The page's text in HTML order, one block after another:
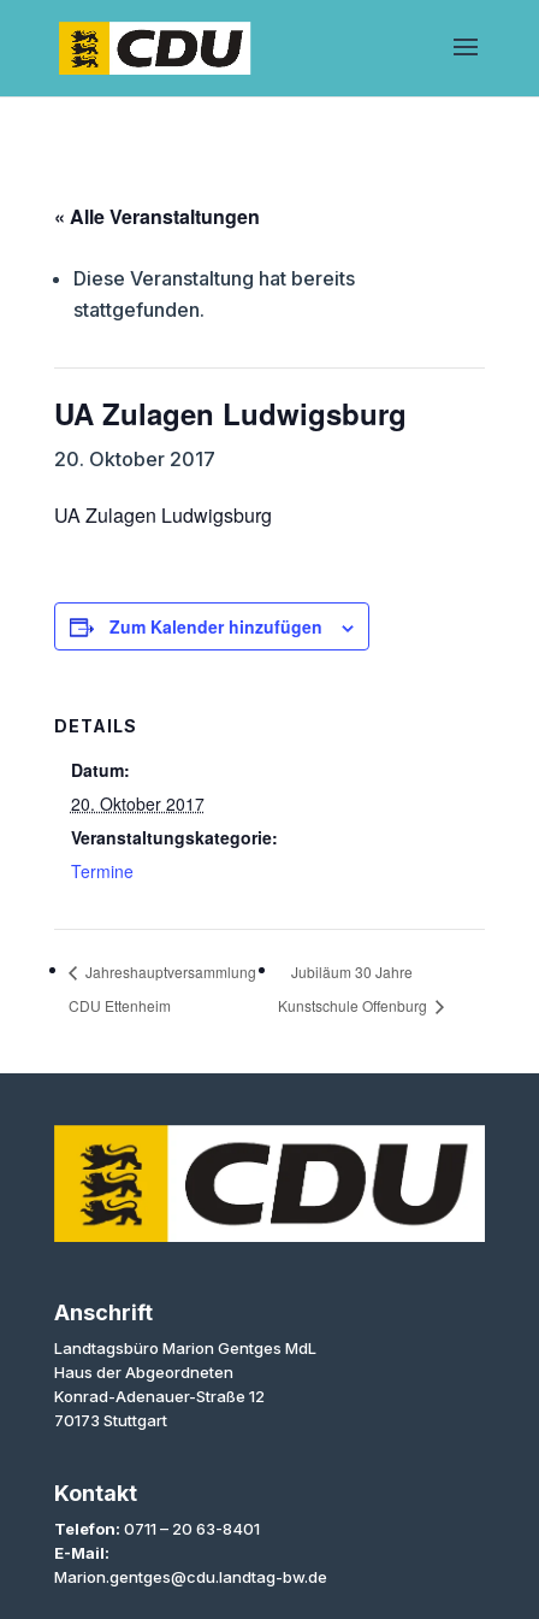
« Alle Veranstaltungen
Diese Veranstaltung hat bereits
stattgefunden.
UA Zulagen Ludwigsburg
20. Oktober 2017
UA Zulagen Ludwigsburg
Zum Kalender hinzufügen
DETAILS
Datum:
20. Oktober 2017
Veranstaltungskategorie:
Termine
Jahreshauptversammlung
CDU Ettenheim
Jubiläum 30 Jahre
Kunstschule Offenburg
Anschrift
Landtagsbüro Marion Gentges MdL
Haus der Abgeordneten
Konrad-Adenauer-Straße 12
70173 Stuttgart
Kontakt
Telefon: 0711 – 20 63-8401
E-Mail:
Marion.gentges@cdu.landtag-bw.de